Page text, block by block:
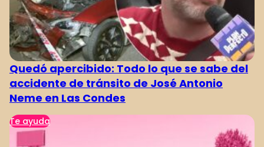
Quedó apercibido: Todo lo que se sabe del
accidente de tránsito de José Antonio
Neme en Las Condes
Te ayuda